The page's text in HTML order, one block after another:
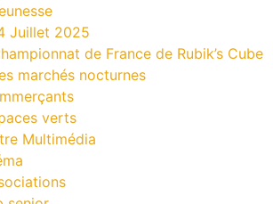
Juillet 2025
de France de Rubik’s Cube
marchés nocturnes
verts
Multimédia